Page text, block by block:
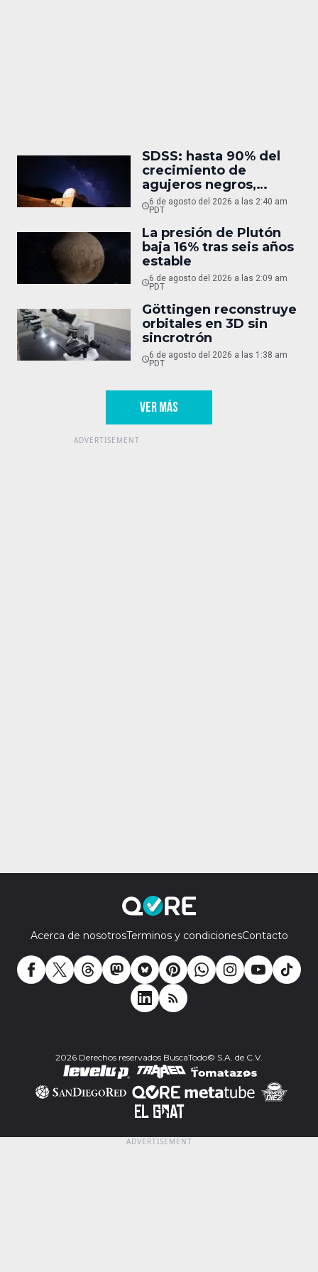
SDSS: hasta 90% del
crecimiento de
agujeros negros,
oculto
6 de agosto del 2026 a las 2:40 am
PDT
La presión de Plutón
baja 16% tras seis años
estable
6 de agosto del 2026 a las 2:09 am
PDT
Göttingen reconstruye
orbitales en 3D sin
sincrotrón
6 de agosto del 2026 a las 1:38 am
PDT
VER MÁS
Acerca de nosotrosTerminos y condicionesContacto
2026 Derechos reservados BuscaTodo© S.A. de C.V.